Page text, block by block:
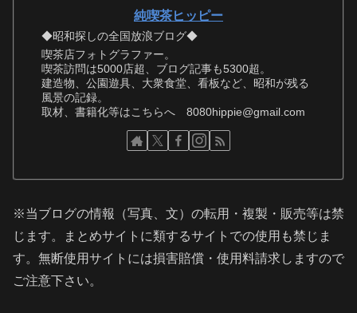
純喫茶ヒッピー
◆昭和探しの全国放浪ブログ◆
喫茶店フォトグラファー。
喫茶訪問は5000店超、ブログ記事も5300超。
建造物、公園遊具、大衆食堂、看板など、昭和が残る
風景の記録。
取材、書籍化等はこちらへ 8080hippie@gmail.com
※当ブログの情報（写真、文）の転用・複製・販売等は禁
じます。まとめサイトに類するサイトでの使用も禁じま
す。無断使用サイトには損害賠償・使用料請求しますので
ご注意下さい。